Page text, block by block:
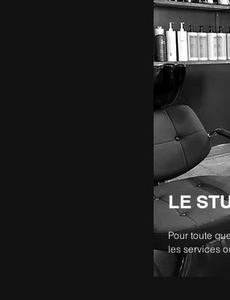
LE
Pour toute
les services